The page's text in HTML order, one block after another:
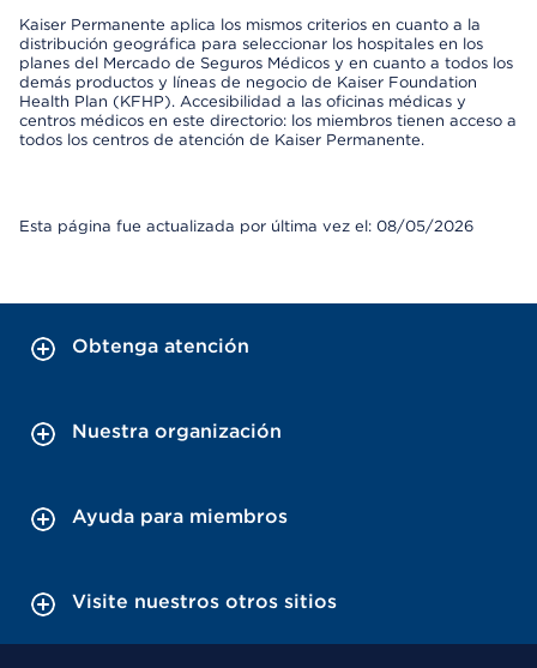
Kaiser Permanente aplica los mismos criterios en cuanto a la
distribución geográfica para seleccionar los hospitales en los
planes del Mercado de Seguros Médicos y en cuanto a todos los
demás productos y líneas de negocio de Kaiser Foundation
Health Plan (KFHP). Accesibilidad a las oficinas médicas y
centros médicos en este directorio: los miembros tienen acceso a
todos los centros de atención de Kaiser Permanente.
Esta página fue actualizada por última vez el: 08/05/2026
Obtenga atención
Nuestra organización
Ayuda para miembros
Visite nuestros otros sitios